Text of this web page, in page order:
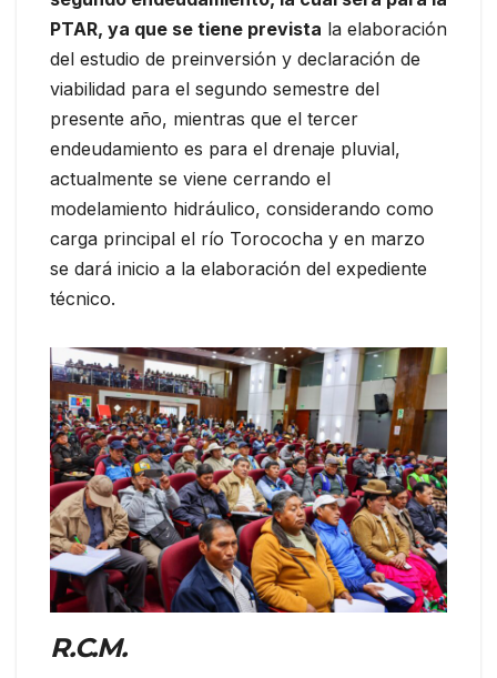
PTAR, ya que se tiene prevista la elaboración
del estudio de preinversión y declaración de
viabilidad para el segundo semestre del
presente año, mientras que el tercer
endeudamiento es para el drenaje pluvial,
actualmente se viene cerrando el
modelamiento hidráulico, considerando como
carga principal el río Torococha y en marzo
se dará inicio a la elaboración del expediente
técnico.
R.C.M.